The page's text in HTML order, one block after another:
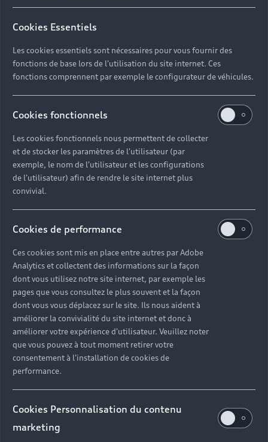
La recharge, où que vous
soyez
Avec Audi Business, profitez d’un an d’abonnement
Audi charging pro offert* sur les modèles 100%
électriques. Accédez à plus de 900 000 bornes de
recharge en Europe et des tarifs préférentiels, avec
une seule carte.
Découvrir Audi charging
Un ensemble de
solutions et de
services sur
mesure
Découvrez les solutions et les services Audi
Business conçus pour faciliter votre activité au
quotidien. Profitez d’offres de financement sur
l'entretien de votre véhicule et accédez à des
solutions de mobilité pour accompagner votre
Cookies Essentiels
Les cookies essentiels sont nécessaires pour vous fournir des
fonctions de base lors de l'utilisation du site internet. Ces
fonctions comprennent par exemple le configurateur de véhicules.
Cookies fonctionnels
Les cookies fonctionnels nous permettent de collecter
et de stocker les paramètres de l'utilisateur (par
exemple, le nom de l'utilisateur et les configurations
de l'utilisateur) afin de rendre le site internet plus
convivial.
Cookies de performance
Ces cookies sont mis en place entre autres par Adobe
Analytics et collectent des informations sur la façon
dont vous utilisez notre site internet, par exemple les
pages que vous consultez le plus souvent et la façon
dont vous vous déplacez sur le site. Ils nous aident à
améliorer la convivialité du site internet et donc à
améliorer votre expérience d'utilisateur. Veuillez noter
que vous pouvez à tout moment retirer votre
consentement à l'installation de cookies de
performance.
Cookies Personnalisation du contenu
marketing